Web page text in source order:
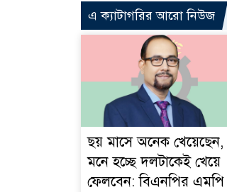
এ ক্যাটাগরির আরো নিউজ
ছয় মাসে অনেক খেয়েছেন,
মনে হচ্ছে দলটাকেই খেয়ে
ফেলবেন: বিএনপির এমপি